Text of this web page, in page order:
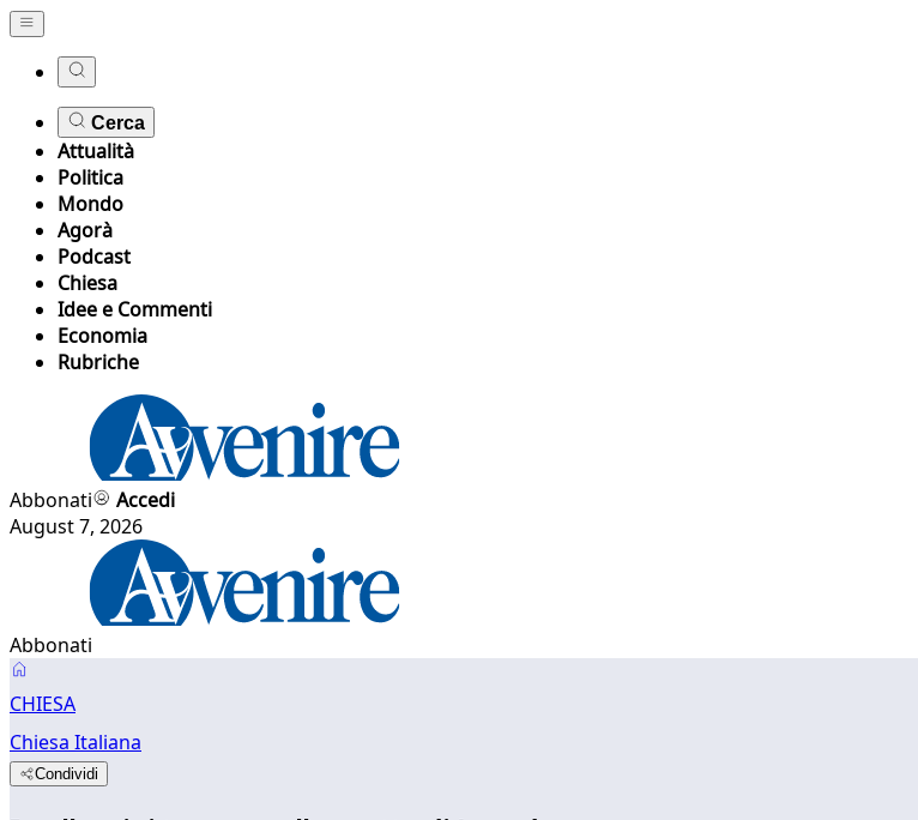
Cerca
Attualità
Politica
Mondo
Agorà
Podcast
Chiesa
Idee e Commenti
Economia
Rubriche
Abbonati
Accedi
August 7, 2026
Abbonati
CHIESA
Chiesa Italiana
Condividi